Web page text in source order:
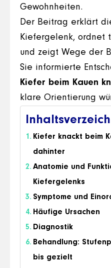
Gewohnheiten.
Der Beitrag erklärt
Kiefergelenk, ordnet
und zeigt Wege der
Sie informierte
Kiefer beim Kauen
klare Orientierung
Kiefer knackt beim
dahinter
Anatomie und
Kiefergelenks
Symptome und
Häufige Ursachen
Diagnostik
Behandlung:
bis gezielt